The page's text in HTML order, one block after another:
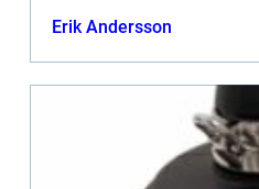
Erik Andersson